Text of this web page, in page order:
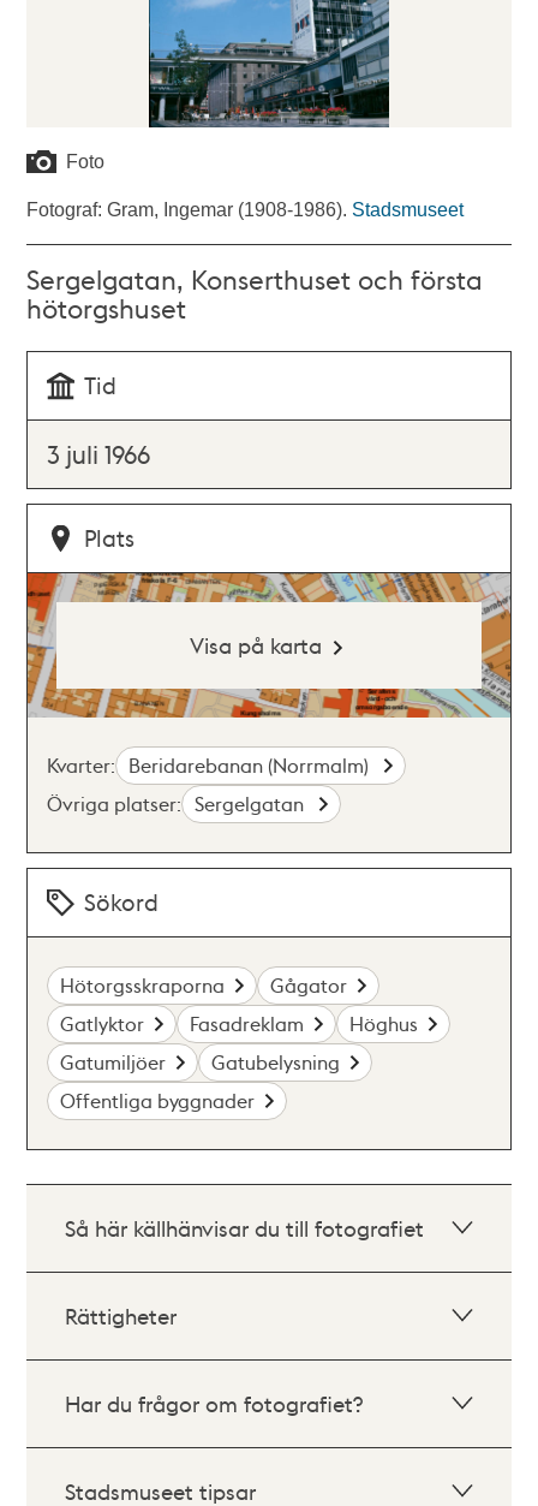
Foto
Fotograf: Gram, Ingemar (1908-1986). Stadsmuseet
Sergelgatan, Konserthuset och första
hötorgshuset
Tid
3 juli 1966
Plats
Visa på karta
Kvarter: Beridarebanan (Norrmalm)
Övriga platser: Sergelgatan
Sökord
Hötorgsskraporna
Gågator
Gatlyktor
Fasadreklam
Höghus
Gatumiljöer
Gatubelysning
Offentliga byggnader
Så här källhänvisar du till fotografiet
Rättigheter
Har du frågor om fotografiet?
Stadsmuseet tipsar